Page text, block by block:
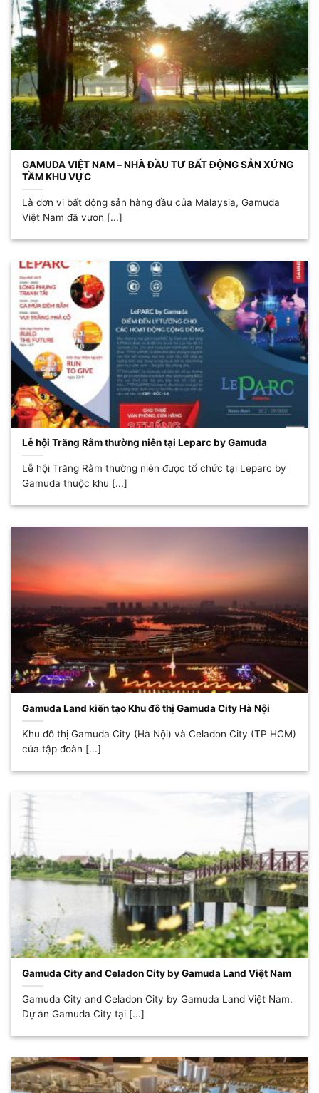
GAMUDA VIỆT NAM – NHÀ ĐẦU TƯ BẤT ĐỘNG SẢN XỨNG
TẦM KHU VỰC
Là đơn vị bất động sản hàng đầu của Malaysia, Gamuda
Việt Nam đã vươn [...]
Lễ hội Trăng Rằm thường niên tại Leparc by Gamuda
Lễ hội Trăng Rằm thường niên được tổ chức tại Leparc by
Gamuda thuộc khu [...]
Gamuda Land kiến tạo Khu đô thị Gamuda City Hà Nội
Khu đô thị Gamuda City (Hà Nội) và Celadon City (TP HCM)
của tập đoàn [...]
Gamuda City and Celadon City by Gamuda Land Việt Nam
Gamuda City and Celadon City by Gamuda Land Việt Nam.
Dự án Gamuda City tại [...]